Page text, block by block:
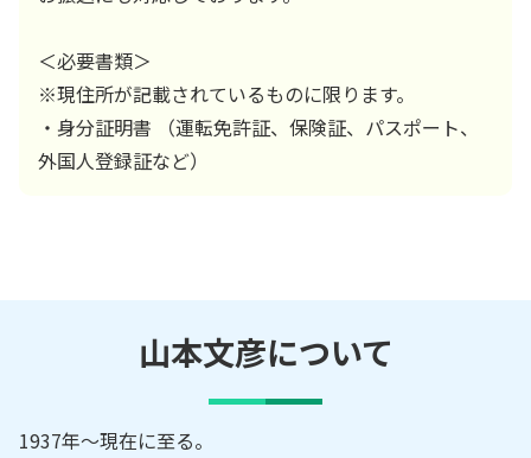
＜必要書類＞
※現住所が記載されているものに限ります。
・身分証明書 （運転免許証、保険証、パスポート、
外国人登録証など）
山本文彦について
1937年～現在に至る。